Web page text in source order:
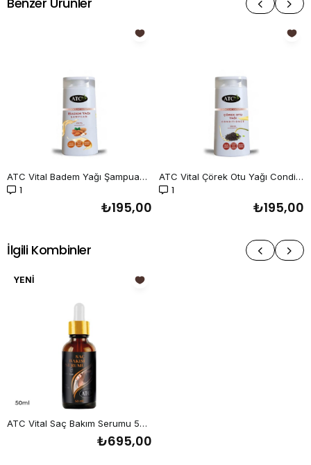
ATC Vital Badem Yağı Şampuan 250 ml
1
₺195,00
ATC Vital Çörek Otu Yağı Conditioner 250 ml
1
₺195,00
İlgili Kombinler
ATC Vital Saç Bakım Serumu 50 ml
₺695,00
YENI